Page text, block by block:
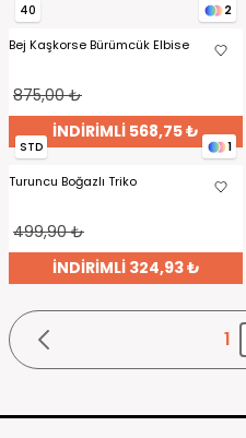
40 2
Bej Kaşkorse Bürümcük Elbise
875,00 ₺
İNDİRİMLİ 568,75 ₺
STD 1
Turuncu Boğazlı Triko
499,90 ₺
İNDİRİMLİ 324,93 ₺
1